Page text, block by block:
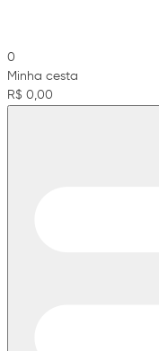
0
Minha cesta
R$ 0,00